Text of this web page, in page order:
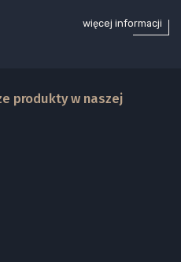
więcej informacji
produkty w naszej